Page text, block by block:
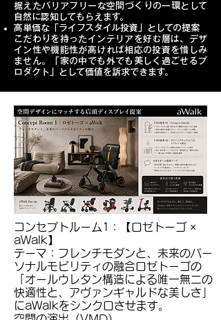
据えたバリアフリーな空間づくりの一環として
自然に認知してもらえます。
高単価な「ライフスタイル投資」としての提案
こだわりを持ったインテリアを好む層は、デザ
イン性や機能性が高ければ相応の投資を惜しみ
ません。「家の中でも外でも美しく過ごせるプ
ロダクト」として価値を訴求できます。
コンセプトルーム1：【ロゼトーゴ ×
aWalk】
テーマ：フレンチモダンと、未来のパー
ソナルモビリティの融合ロゼトーゴの
「オールウレタン構造による唯一無二の
快適性と、アヴァンギャルドな美しさ」
にaWalkをシンクロさせます。